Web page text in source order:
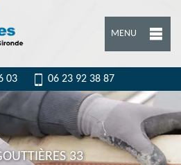
MENU
03 06 23 92 38 87
33